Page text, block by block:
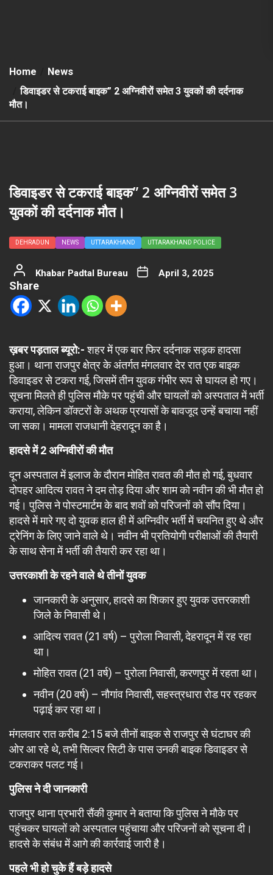
Home
News
डिवाइडर से टकराई बाइक” 2 अग्निवीरों समेत 3 युवकों की दर्दनाक
मौत।
डिवाइडर से टकराई बाइक” 2 अग्निवीरों समेत 3
युवकों की दर्दनाक मौत।
DEHRADUN NEWS UTTARAKHAND UTTARAKHAND POLICE
Khabar Padtal Bureau April 3, 2025
Share
ख़बर पड़ताल ब्यूरो:-शहर में एक बार फिर दर्दनाक सड़क हादसा
हुआ। थाना राजपुर क्षेत्र के अंतर्गत मंगलवार देर रात एक बाइक
डिवाइडर से टकरा गई, जिसमें तीन युवक गंभीर रूप से घायल हो गए।
सूचना मिलते ही पुलिस मौके पर पहुंची और घायलों को अस्पताल में भर्ती
कराया, लेकिन डॉक्टरों के अथक प्रयासों के बावजूद उन्हें बचाया नहीं
जा सका। मामला राजधानी देहरादून का है।
हादसे में 2 अग्निवीरों की मौत
दून अस्पताल में इलाज के दौरान मोहित रावत की मौत हो गई, बुधवार
दोपहर आदित्य रावत ने दम तोड़ दिया और शाम को नवीन की भी मौत हो
गई। पुलिस ने पोस्टमार्टम के बाद शवों को परिजनों को सौंप दिया।
हादसे में मारे गए दो युवक हाल ही में अग्निवीर भर्ती में चयनित हुए थे और
ट्रेनिंग के लिए जाने वाले थे। नवीन भी प्रतियोगी परीक्षाओं की तैयारी
के साथ सेना में भर्ती की तैयारी कर रहा था।
उत्तरकाशी के रहने वाले थे तीनों युवक
जानकारी के अनुसार, हादसे का शिकार हुए युवक उत्तरकाशी
जिले के निवासी थे।
आदित्य रावत (21 वर्ष) – पुरोला निवासी, देहरादून में रह रहा
था।
मोहित रावत (21 वर्ष) – पुरोला निवासी, करणपुर में रहता था।
नवीन (20 वर्ष) – नौगांव निवासी, सहस्त्रधारा रोड पर रहकर
पढ़ाई कर रहा था।
मंगलवार रात करीब 2:15 बजे तीनों बाइक से राजपुर से घंटाघर की
ओर आ रहे थे, तभी सिल्वर सिटी के पास उनकी बाइक डिवाइडर से
टकराकर पलट गई।
पुलिस ने दी जानकारी
राजपुर थाना प्रभारी सैंकी कुमार ने बताया कि पुलिस ने मौके पर
पहुंचकर घायलों को अस्पताल पहुंचाया और परिजनों को सूचना दी।
हादसे के संबंध में आगे की कार्रवाई जारी है।
पहले भी हो चुके हैं बड़े हादसे